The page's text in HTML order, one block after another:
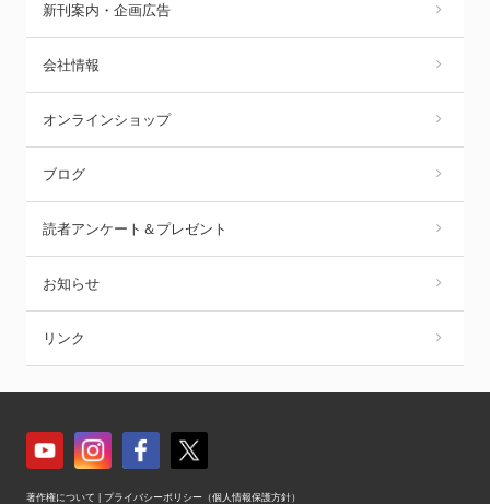
新刊案内・企画広告
会社情報
オンラインショップ
ブログ
読者アンケート＆プレゼント
お知らせ
リンク
著作権について プライバシーポリシー（個人情報保護方針）